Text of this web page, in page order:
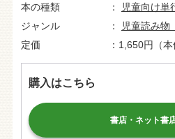
本の種類
児童向け単
ジャンル
児童読み物
定価
1,650円（本
購入はこちら
書店・ネット書